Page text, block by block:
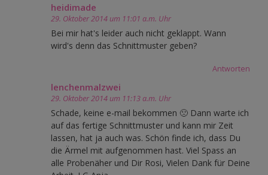
heidimade
29. Oktober 2014 um 11:01 a.m. Uhr
Bei mir hat's leider auch nicht geklappt. Wann
wird's denn das Schnittmuster geben?
Antworten
lenchenmalzwei
29. Oktober 2014 um 11:13 a.m. Uhr
Schade, keine e-mail bekommen 🙁 Dann warte ich
auf das fertige Schnittmuster und kann mir Zeit
lassen, hat ja auch was. Schön finde ich, dass Du
die Ärmel mit aufgenommen hast. Viel Spass an
alle Probenäher und Dir Rosi, Vielen Dank für Deine